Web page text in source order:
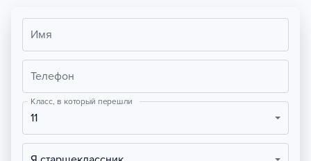
Имя
Телефон
Класс, в который перешли
11